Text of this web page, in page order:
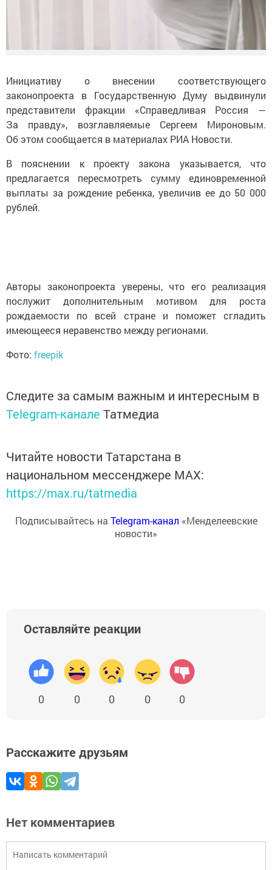
Инициативу о внесении соответствующего
законопроекта в Государственную Думу выдвинули
представители фракции «Справедливая Россия —
За правду», возглавляемые Сергеем Мироновым.
Об этом сообщается в материалах РИА Новости.
В пояснении к проекту закона указывается, что
предлагается пересмотреть сумму единовременной
выплаты за рождение ребенка, увеличив ее до 50 000
рублей.
Авторы законопроекта уверены, что его реализация
послужит дополнительным мотивом для роста
рождаемости по всей стране и поможет сгладить
имеющееся неравенство между регионами.
Фото: freepik
Следите за самым важным и интересным в
Telegram-канале Татмедиа
Читайте новости Татарстана в
национальном мессенджере MАХ:
https://max.ru/tatmedia
Подписывайтесь на Telegram-канал «Менделеевские
новости»
Оставляйте реакции
0 0 0 0 0
Расскажите друзьям
Нет комментариев